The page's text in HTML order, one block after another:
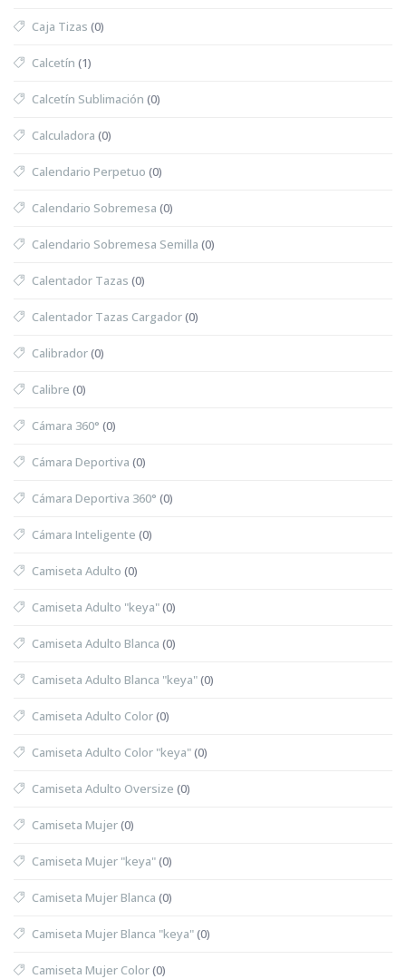
Caja Tizas (0)
Calcetín (1)
Calcetín Sublimación (0)
Calculadora (0)
Calendario Perpetuo (0)
Calendario Sobremesa (0)
Calendario Sobremesa Semilla (0)
Calentador Tazas (0)
Calentador Tazas Cargador(0)
Calibrador(0)
Calibre (0)
Cámara 360° (0)
Cámara Deportiva (0)
Cámara Deportiva 360° (0)
Cámara Inteligente (0)
Camiseta Adulto (0)
Camiseta Adulto "keya"(0)
Camiseta Adulto Blanca (0)
Camiseta Adulto Blanca "keya"(0)
Camiseta Adulto Color(0)
Camiseta Adulto Color "keya"(0)
Camiseta Adulto Oversize (0)
Camiseta Mujer(0)
Camiseta Mujer "keya"(0)
Camiseta Mujer Blanca (0)
Camiseta Mujer Blanca "keya"(0)
Camiseta Mujer Color(0)